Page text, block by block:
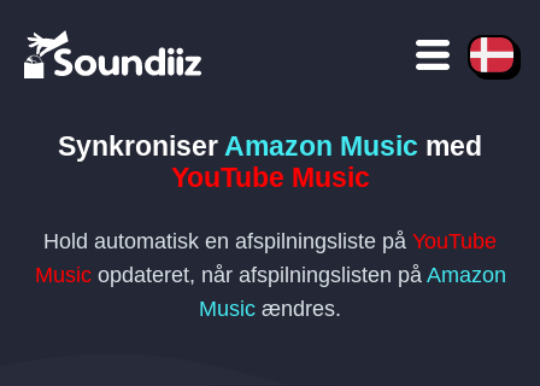
Synkroniser Amazon Music med
YouTube Music
Hold automatisk en afspilningsliste på YouTube
Musicopdateret, når afspilningslisten på Amazon
Music ændres.